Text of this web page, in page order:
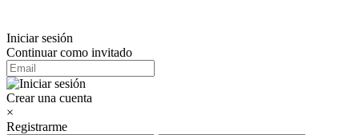
Iniciar sesión
Continuar como invitado
Crear una cuenta
×
Registrarme